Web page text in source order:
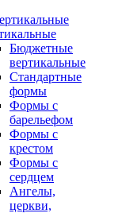
Бюджетные
вертикальные
Стандартные
формы
Формы с
барельефом
Формы с
крестом
Формы с
сердцем
Ангелы,
церкви,